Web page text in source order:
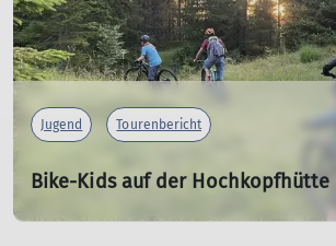
Jugend Tourenbericht
Bike-Kids auf der Hochkopfhütte
12.07.2025